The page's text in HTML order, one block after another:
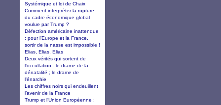
Systémique et loi de Chaix
Comment interpréter la rupture
du cadre économique global
voulue par Trump ?
Défection américaine inattendue
: pour l’Europe et la France,
sortir de la nasse est impossible !
Elias, Elias, Elias
Deux vérités qui sortent de
l'occultation : le drame de la
dénatalité ; le drame de
l'énarchie
Les chiffres noirs qui endeuillent
l’avenir de la France
Trump et l’Union Européenne :